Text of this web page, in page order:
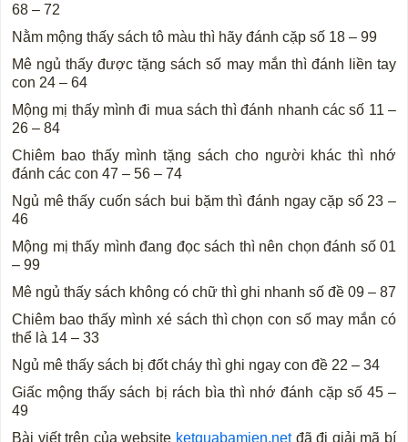
68 – 72
Nằm mộng thấy sách tô màu thì hãy đánh cặp số 18 – 99
Mê ngủ thấy được tặng sách số may mắn thì đánh liền tay
con 24 – 64
Mộng mị thấy mình đi mua sách thì đánh nhanh các số 11 –
26 – 84
Chiêm bao thấy mình tặng sách cho người khác thì nhớ
đánh các con 47 – 56 – 74
Ngủ mê thấy cuốn sách bui bặm thì đánh ngay cặp số 23 –
46
Mộng mị thấy mình đang đọc sách thì nên chọn đánh số 01
– 99
Mê ngủ thấy sách không có chữ thì ghi nhanh số đề 09 – 87
Chiêm bao thấy mình xé sách thì chọn con số may mắn có
thể là 14 – 33
Ngủ mê thấy sách bị đốt cháy thì ghi ngay con đề 22 – 34
Giấc mộng thấy sách bị rách bìa thì nhớ đánh cặp số 45 –
49
Bài viết trên của website ketquabamien.netđã đi giải mã bí